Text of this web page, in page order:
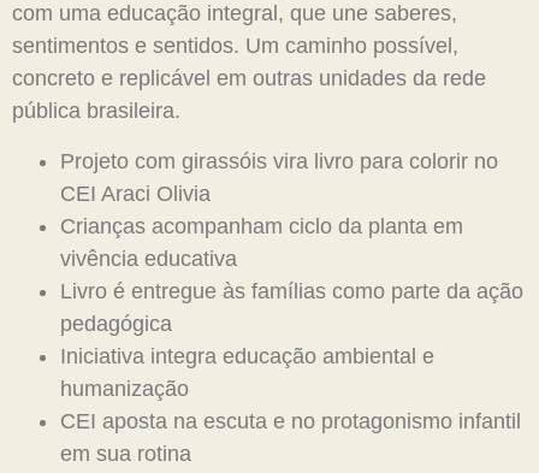
com uma educação integral, que une saberes,
sentimentos e sentidos. Um caminho possível,
concreto e replicável em outras unidades da rede
pública brasileira.
Projeto com girassóis vira livro para colorir no
CEI Araci Olivia
Crianças acompanham ciclo da planta em
vivência educativa
Livro é entregue às famílias como parte da ação
pedagógica
Iniciativa integra educação ambiental e
humanização
CEI aposta na escuta e no protagonismo infantil
em sua rotina